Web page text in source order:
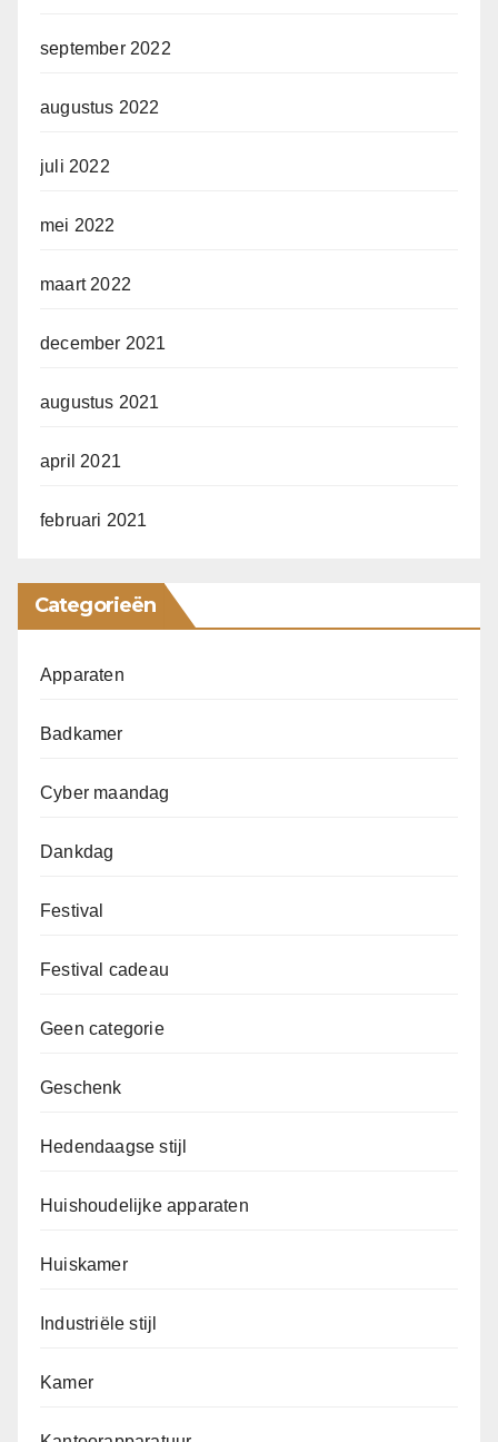
september 2022
augustus 2022
juli 2022
mei 2022
maart 2022
december 2021
augustus 2021
april 2021
februari 2021
Categorieën
Apparaten
Badkamer
Cyber maandag
Dankdag
Festival
Festival cadeau
Geen categorie
Geschenk
Hedendaagse stijl
Huishoudelijke apparaten
Huiskamer
Industriële stijl
Kamer